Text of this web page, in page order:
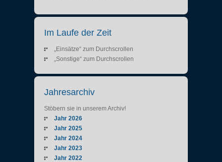
Im Laufe der Zeit
„Einsätze“ zum Durchscrollen
„Sonstige“ zum Durchscrollen
Jahresarchiv
Stöbern sie in unserem Archiv!
Jahr 2026
Jahr 2025
Jahr 2024
Jahr 2023
Jahr 2022